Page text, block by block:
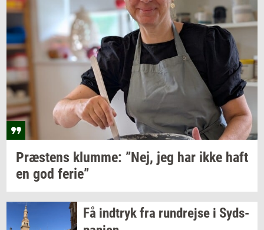
Præ­stens klum­me: ”Nej, jeg har ikke haft
en god ferie”
Få ind­trykfra run­drej­se i Syds­